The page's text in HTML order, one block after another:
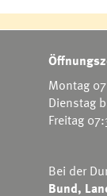
Montag
Dienstag
Freitag
Bei der
Bund,